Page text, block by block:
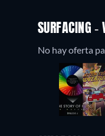
SURFACING -
No hay oferta